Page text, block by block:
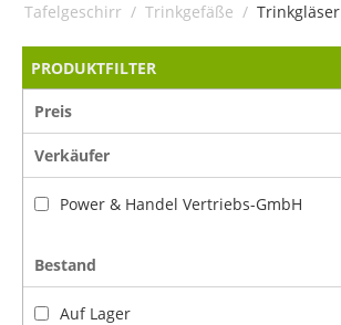
Tafelgeschirr / Trinkgefäße / Trinkgläser
PRODUKTFILTER
Preis
Verkäufer
Power & Handel Vertriebs-GmbH
Bestand
Auf Lager